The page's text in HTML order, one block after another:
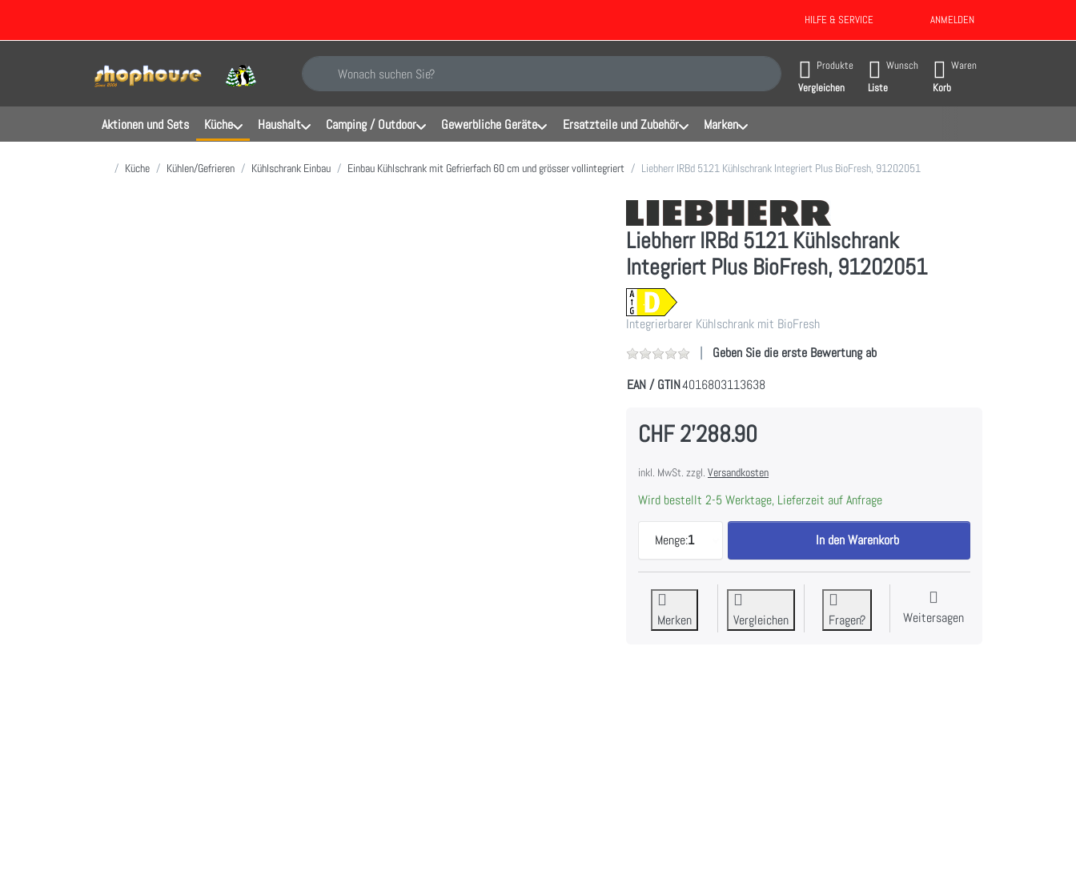
HILFE & SERVICE ANMELDEN
Geben Sie einen Suchbegriff ein. Während Sie tippen, erscheinen automatisch erste Ergebnisse. Drücken Sie die Eingabetaste, um alle Ergebnisse aufzurufen.
Produkte
Vergleichen
Wunsch
Liste
Waren
Korb
Aktionen und Sets Küche Haushalt Camping / Outdoor Gewerbliche Geräte Ersatzteile und Zubehör Marken
Startseite
Küche Kühlen/Gefrieren Kühlschrank Einbau Einbau Kühlschrank mit Gefrierfach 60 cm und grösser vollintegriert Liebherr IRBd 5121 Kühlschrank Integriert Plus BioFresh, 91202051
Liebherr IRBd 5121 Kühlschrank
Integriert Plus BioFresh, 91202051
Integrierbarer Kühlschrank mit BioFresh
Geben Sie die erste Bewertung ab
EAN / GTIN4016803113638
CHF 2'288.90
inkl. MwSt. zzgl. Versandkosten
Wird bestellt 2-5 Werktage, Lieferzeit auf Anfrage
Menge:1
Liebherr IRBd 5121 Kühlschrank Integriert Plus BioFresh, 91202051 zu
In den Warenkorb
Merken Vergleichen Fragen? Weitersagen